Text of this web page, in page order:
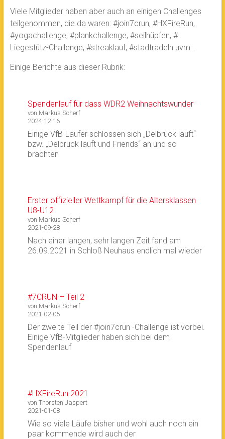
Viele Mitglieder haben aber auch an einigen Challenges
teilgenommen, die da waren: #join7crun, #HXFireRun,
#yogachallenge, #plankchallenge, #seilhüpfen, #
Liegestütz-Challenge, #streaklauf, #stadtradeln uvm..
Einige Berichte aus dieser Rubrik:
Spendenlauf für dass WDR2 Weihnachtswunder
von Markus Scherf
2024-12-16
Einige VfB-Läufer schlossen sich „Delbrück läuft“
bzw. „Delbrück läuft und Friends“ an und so
brachten
Erster offizieller Wettkampf für die Altersklassen
U8-U12
von Markus Scherf
2021-09-28
Nach einer langen, sehr langen Zeit fand am
26.09.2021 in Schloß Neuhaus endlich mal wieder
#7CRUN – Teil 2
von Markus Scherf
2021-02-05
Der zweite Teil der #join7crun -Challenge ist vorbei.
Einige VfB-Mitglieder haben sich bei dem
Spendenlauf
#HXFireRun 2021
von Thorsten Jaspert
2021-01-08
Wie so viele Läufe bisher und wohl auch noch ein
paar kommende wird auch der